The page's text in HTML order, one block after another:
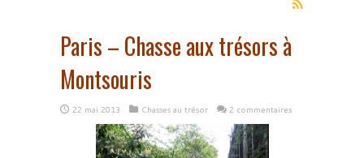
Paris – Chasse aux trésors à
Montsouris
22 mai 2013 Chasses au trésor 2 commentaires